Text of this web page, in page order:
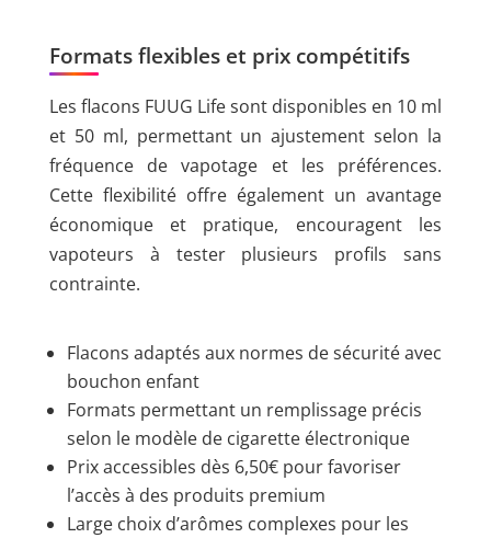
Formats flexibles et prix compétitifs
Les flacons FUUG Life sont disponibles en 10 ml
et 50 ml, permettant un ajustement selon la
fréquence de vapotage et les préférences.
Cette flexibilité offre également un avantage
économique et pratique, encouragent les
vapoteurs à tester plusieurs profils sans
contrainte.
Flacons adaptés aux normes de sécurité avec
bouchon enfant
Formats permettant un remplissage précis
selon le modèle de cigarette électronique
Prix accessibles dès 6,50€ pour favoriser
l’accès à des produits premium
Large choix d’arômes complexes pour les